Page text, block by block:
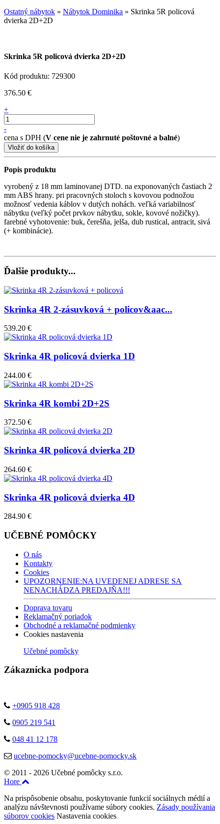
Ostatný nábytok » Nábytok Dominika » Skrinka 5R policová
dvierka 2D+2D
Skrinka 5R policová dvierka 2D+2D
Kód produktu: 729300
376.50 €
+
-
cena s DPH (V cene nie je zahrnuté poštovné a balné)
Popis produktu
vyrobený z 18 mm laminovanej DTD. na exponovaných častiach 2
mm ABS hrany. pri pracovných stoloch s kovovou podnožou
možnosť vedenia káblov v dutých nohách. veľká variabilnosť
nábytku (veľký počet prvkov nábytku, sokle, kovové nožičky).
farebné vyhotovenie: buk, čerešňa, jelša, dub rustical, antracit, sivá
(+ kombinácie).
Ďalšie produkty...
Skrinka 4R 2-zásuvková + policov&aac...
539.20 €
Skrinka 4R policová dvierka 1D
244.00 €
Skrinka 4R kombi 2D+2S
372.50 €
Skrinka 4R policová dvierka 2D
264.60 €
Skrinka 4R policová dvierka 4D
284.90 €
UČEBNÉ POMÔCKY
O nás
Kontakty
Cookies
UPOZORNENIE:NA UVEDENEJ ADRESE SA
NENACHÁDZA PREDAJŇA!!!
Doprava tovaru
Reklamačný poriadok
Obchodné a reklamačné podmienky
Cookies nastavenia
Učebné pomôcky
Zákaznícka podpora
+0905 918 428
0905 219 541
048 41 12 178
ucebne-pomocky@ucebne-pomocky.sk
© 2011 - 2026 Učebné pomôcky s.r.o.
Hore
Na prispôsobenie obsahu, poskytovanie funkcií sociálnych médií a
analýzu návštevnosti používame súbory cookies. Zásady používania
súborov cookies Nastavenia cookies